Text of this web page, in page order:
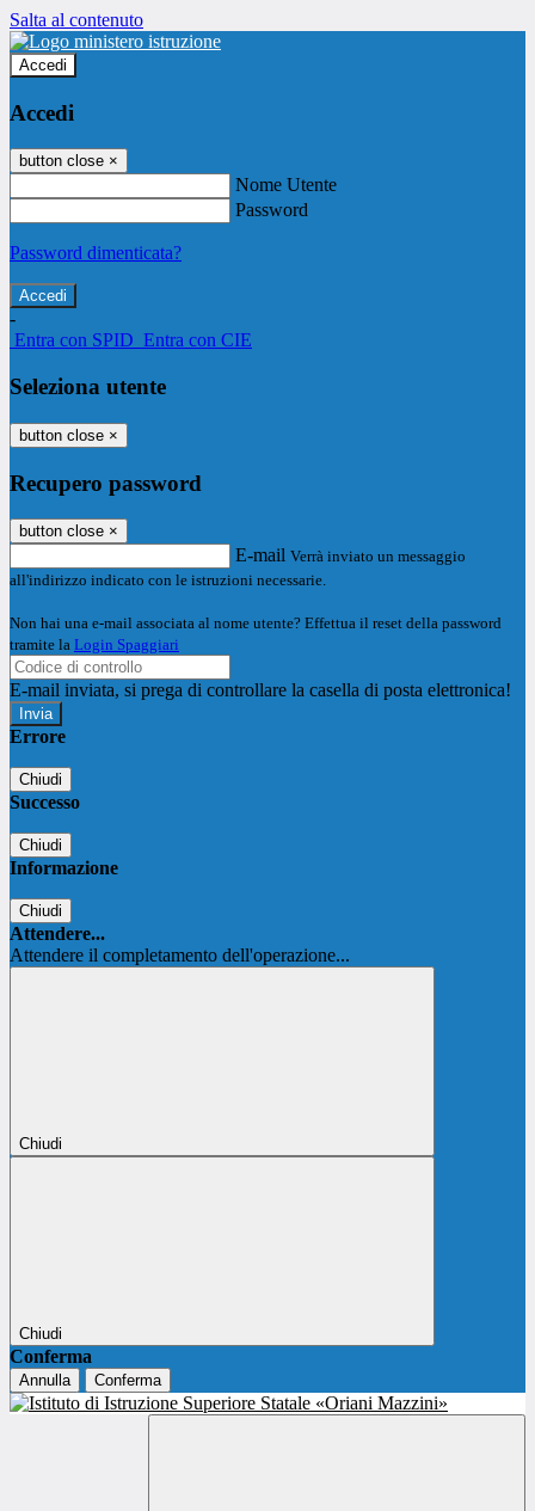
Salta al contenuto
Accedi
Accedi
button close ×
Nome Utente
Password
Password dimenticata?
-
Entra con SPID Entra con CIE
Seleziona utente
button close ×
Recupero password
button close ×
E-mail Verrà inviato un messaggio
all'indirizzo indicato con le istruzioni necessarie.
Non hai una e-mail associata al nome utente? Effettua il reset della password
tramite la Login Spaggiari
E-mail inviata, si prega di controllare la casella di posta elettronica!
Errore
Chiudi
Successo
Chiudi
Informazione
Chiudi
Attendere...
Attendere il completamento dell'operazione...
Chiudi
Chiudi
Conferma
Annulla Conferma